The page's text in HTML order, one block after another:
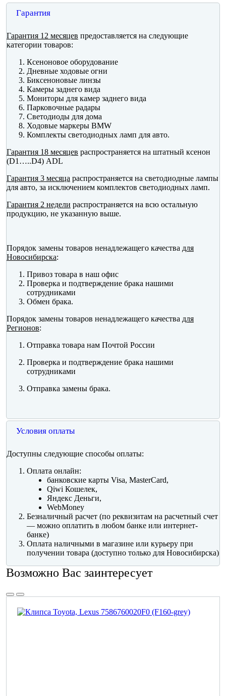
Гарантия
Гарантия 12 месяцев предоставляется на следующие
категории товаров:
Ксеноновое оборудование
Дневные ходовые огни
Биксеноновые линзы
Камеры заднего вида
Мониторы для камер заднего вида
Парковочные радары
Светодиоды для дома
Ходовые маркеры BMW
Комплекты светодиодных ламп для авто.
Гарантия 18 месяцев распространяется на штатный ксенон
(D1…..D4) ADL
Гарантия 3 месяца распространяется на светодиодные лампы
для авто, за исключением комплектов светодиодных ламп.
Гарантия 2 недели распространяется на всю остальную
продукцию, не указанную выше.
Порядок замены товаров ненадлежащего качества для
Новосибирска:
Привоз товара в наш офис
Проверка и подтверждение брака нашими
сотрудниками
Обмен брака.
Порядок замены товаров ненадлежащего качества для
Регионов:
Отправка товара нам Почтой России
Проверка и подтверждение брака нашими
сотрудниками
Отправка замены брака.
Условия оплаты
Доступны следующие способы оплаты:
Оплата онлайн:
банковские карты Visa, MasterCard,
Qiwi Кошелек,
Яндекс Деньги,
WebMoney
Безналичный расчет (по реквизитам на расчетный счет
— можно оплатить в любом банке или интернет-
банке)
Оплата наличными в магазине или курьеру при
получении товара (доступно только для Новосибирска)
Возможно Вас заинтересует